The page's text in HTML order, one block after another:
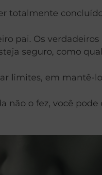
totalmente
pai. Os
seguro, como
limites, em mantê-
não o fez, você